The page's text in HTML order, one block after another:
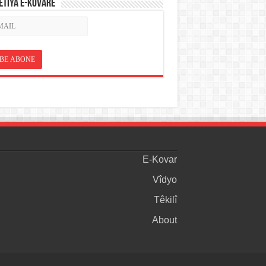
E-KOVARÊ
E-Kovar
Vîdyo
Têkilî
About